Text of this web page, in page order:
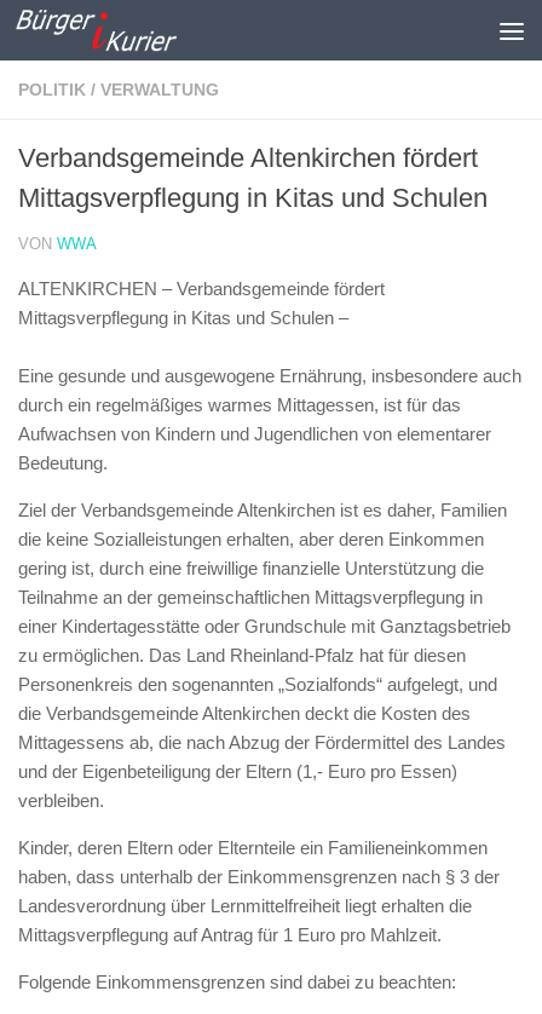
Zum Inhalt springen
POLITIK / VERWALTUNG
Verbandsgemeinde Altenkirchen fördert
Mittagsverpflegung in Kitas und Schulen
VON WWA
ALTENKIRCHEN – Verbandsgemeinde fördert
Mittagsverpflegung in Kitas und Schulen –
Eine gesunde und ausgewogene Ernährung, insbesondere auch
durch ein regelmäßiges warmes Mittagessen, ist für das
Aufwachsen von Kindern und Jugendlichen von elementarer
Bedeutung.
Ziel der Verbandsgemeinde Altenkirchen ist es daher, Familien
die keine Sozialleistungen erhalten, aber deren Einkommen
gering ist, durch eine freiwillige finanzielle Unterstützung die
Teilnahme an der gemeinschaftlichen Mittagsverpflegung in
einer Kindertagesstätte oder Grundschule mit Ganztagsbetrieb
zu ermöglichen. Das Land Rheinland-Pfalz hat für diesen
Personenkreis den sogenannten „Sozialfonds“ aufgelegt, und
die Verbandsgemeinde Altenkirchen deckt die Kosten des
Mittagessens ab, die nach Abzug der Fördermittel des Landes
und der Eigenbeteiligung der Eltern (1,- Euro pro Essen)
verbleiben.
Kinder, deren Eltern oder Elternteile ein Familieneinkommen
haben, dass unterhalb der Einkommensgrenzen nach § 3 der
Landesverordnung über Lernmittelfreiheit liegt erhalten die
Mittagsverpflegung auf Antrag für 1 Euro pro Mahlzeit.
Folgende Einkommensgrenzen sind dabei zu beachten: